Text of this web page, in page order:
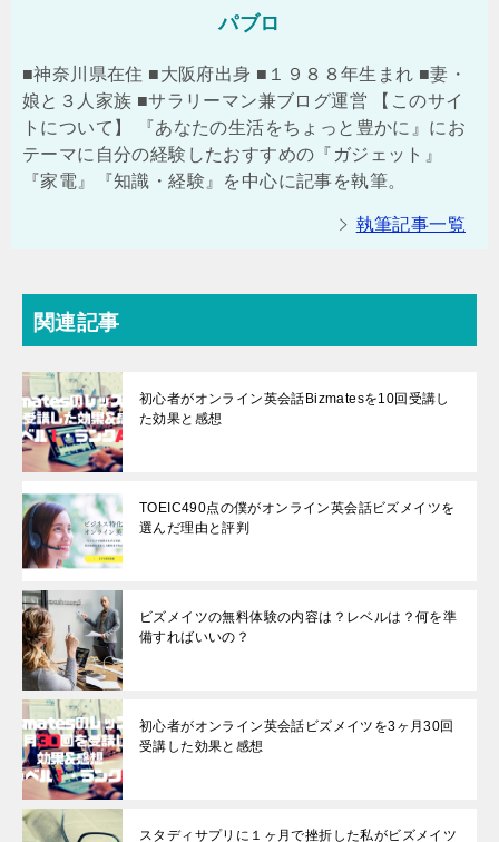
パブロ
■神奈川県在住 ■大阪府出身 ■１９８８年生まれ ■妻・
娘と３人家族 ■サラリーマン兼ブログ運営 【このサイ
トについて】 『あなたの生活をちょっと豊かに』にお
テーマに自分の経験したおすすめの『ガジェット』
『家電』『知識・経験』を中心に記事を執筆。
執筆記事一覧
関連記事
初心者がオンライン英会話Bizmatesを10回受講し
た効果と感想
TOEIC490点の僕がオンライン英会話ビズメイツを
選んだ理由と評判
ビズメイツの無料体験の内容は？レベルは？何を準
備すればいいの？
初心者がオンライン英会話ビズメイツを3ヶ月30回
受講した効果と感想
スタディサプリに１ヶ月で挫折した私がビズメイツ